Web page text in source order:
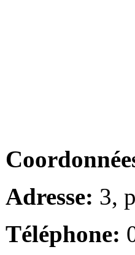
Adresse: 3,
Téléphone: